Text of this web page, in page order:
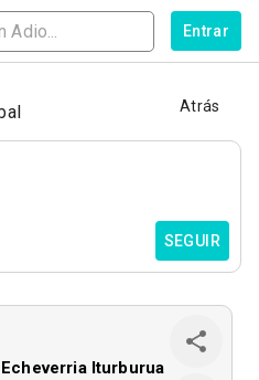
Entrar
Atrás
SEGUIR
Iturburua